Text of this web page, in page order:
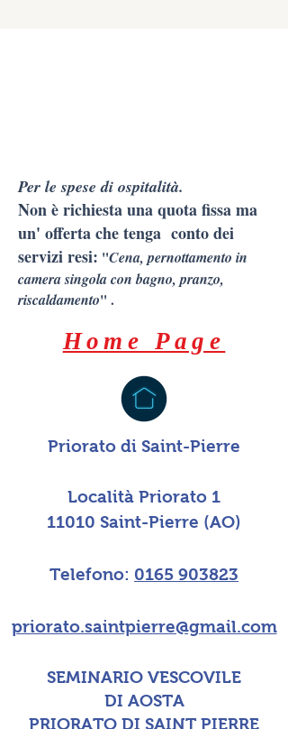
Per le spese di ospitalità.
Non è richiesta una quota fissa ma
un' offerta che tenga conto dei
servizi resi: "Cena, pernottamento in
camera singola con bagno, pranzo,
riscaldamento" .
Home Page
Priorato di Saint-Pierre
Località Priorato 1
11010 Saint-Pierre (AO)
Telefono: 0165 903823
priorato.saintpierre@gmail.com
SEMINARIO VESCOVILE
DI AOSTA
PRIORATO DI SAINT PIERRE